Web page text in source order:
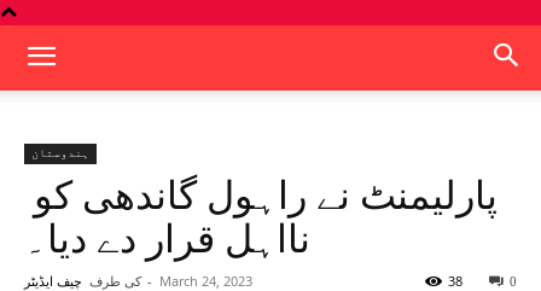
ہندوستان
نااہل قرار دے دیا۔
کی طرف چیف ایڈیٹر - March 24, 2023 0
38